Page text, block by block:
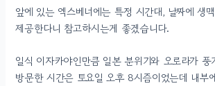
앞에 있는 엑스베너에는 특정 시간대, 날짜에 생
제공한다니 참고하시는게 좋겠습니다.
일식 이자카야인만큼 일본 분위기와 오로라가 풍
방문한 시간은 토요일 오후 8시즘이었는데 내부